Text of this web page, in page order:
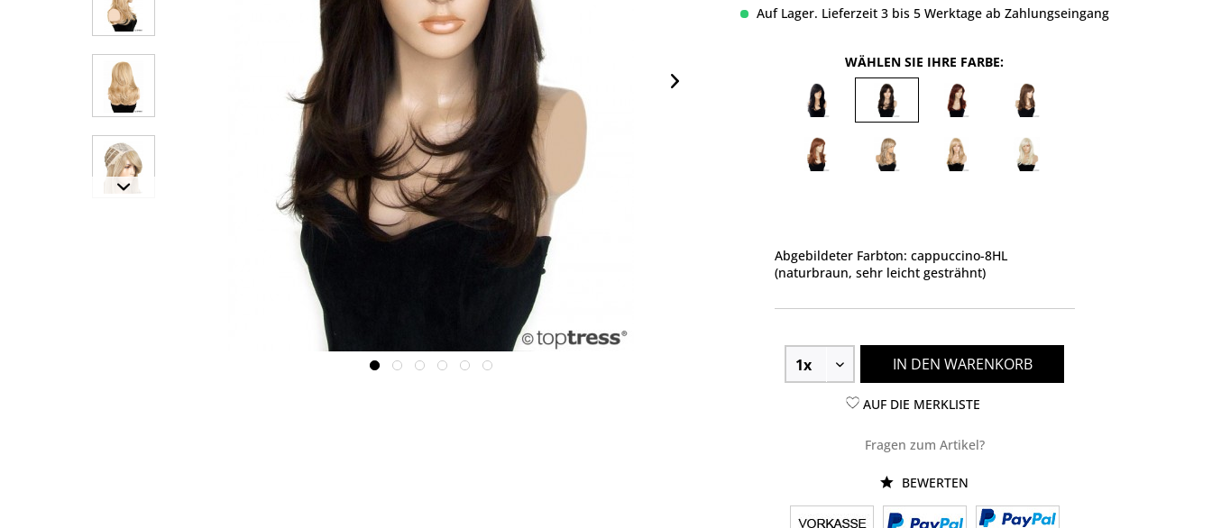
Auf Lager. Lieferzeit 3 bis 5 Werktage ab Zahlungseingang
WÄHLEN SIE IHRE FARBE:
Abgebildeter Farbton: cappuccino-8HL
(naturbraun, sehr leicht gesträhnt)
IN DEN WARENKORB
AUF DIE MERKLISTE
Fragen zum Artikel?
BEWERTEN